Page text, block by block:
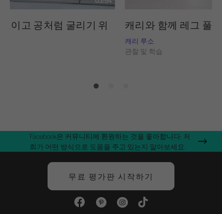
이고 공처럼 굴리기 위 캐리와 함께 레그 풀
캐리 루소
관찰 및 학습
Facebook은 커뮤니티에 환원하는 것을 좋아합니다. 저
희가 어떤 방식으로 도움을 주고 있는지 알아보세요.
무료 평가판 시작하기